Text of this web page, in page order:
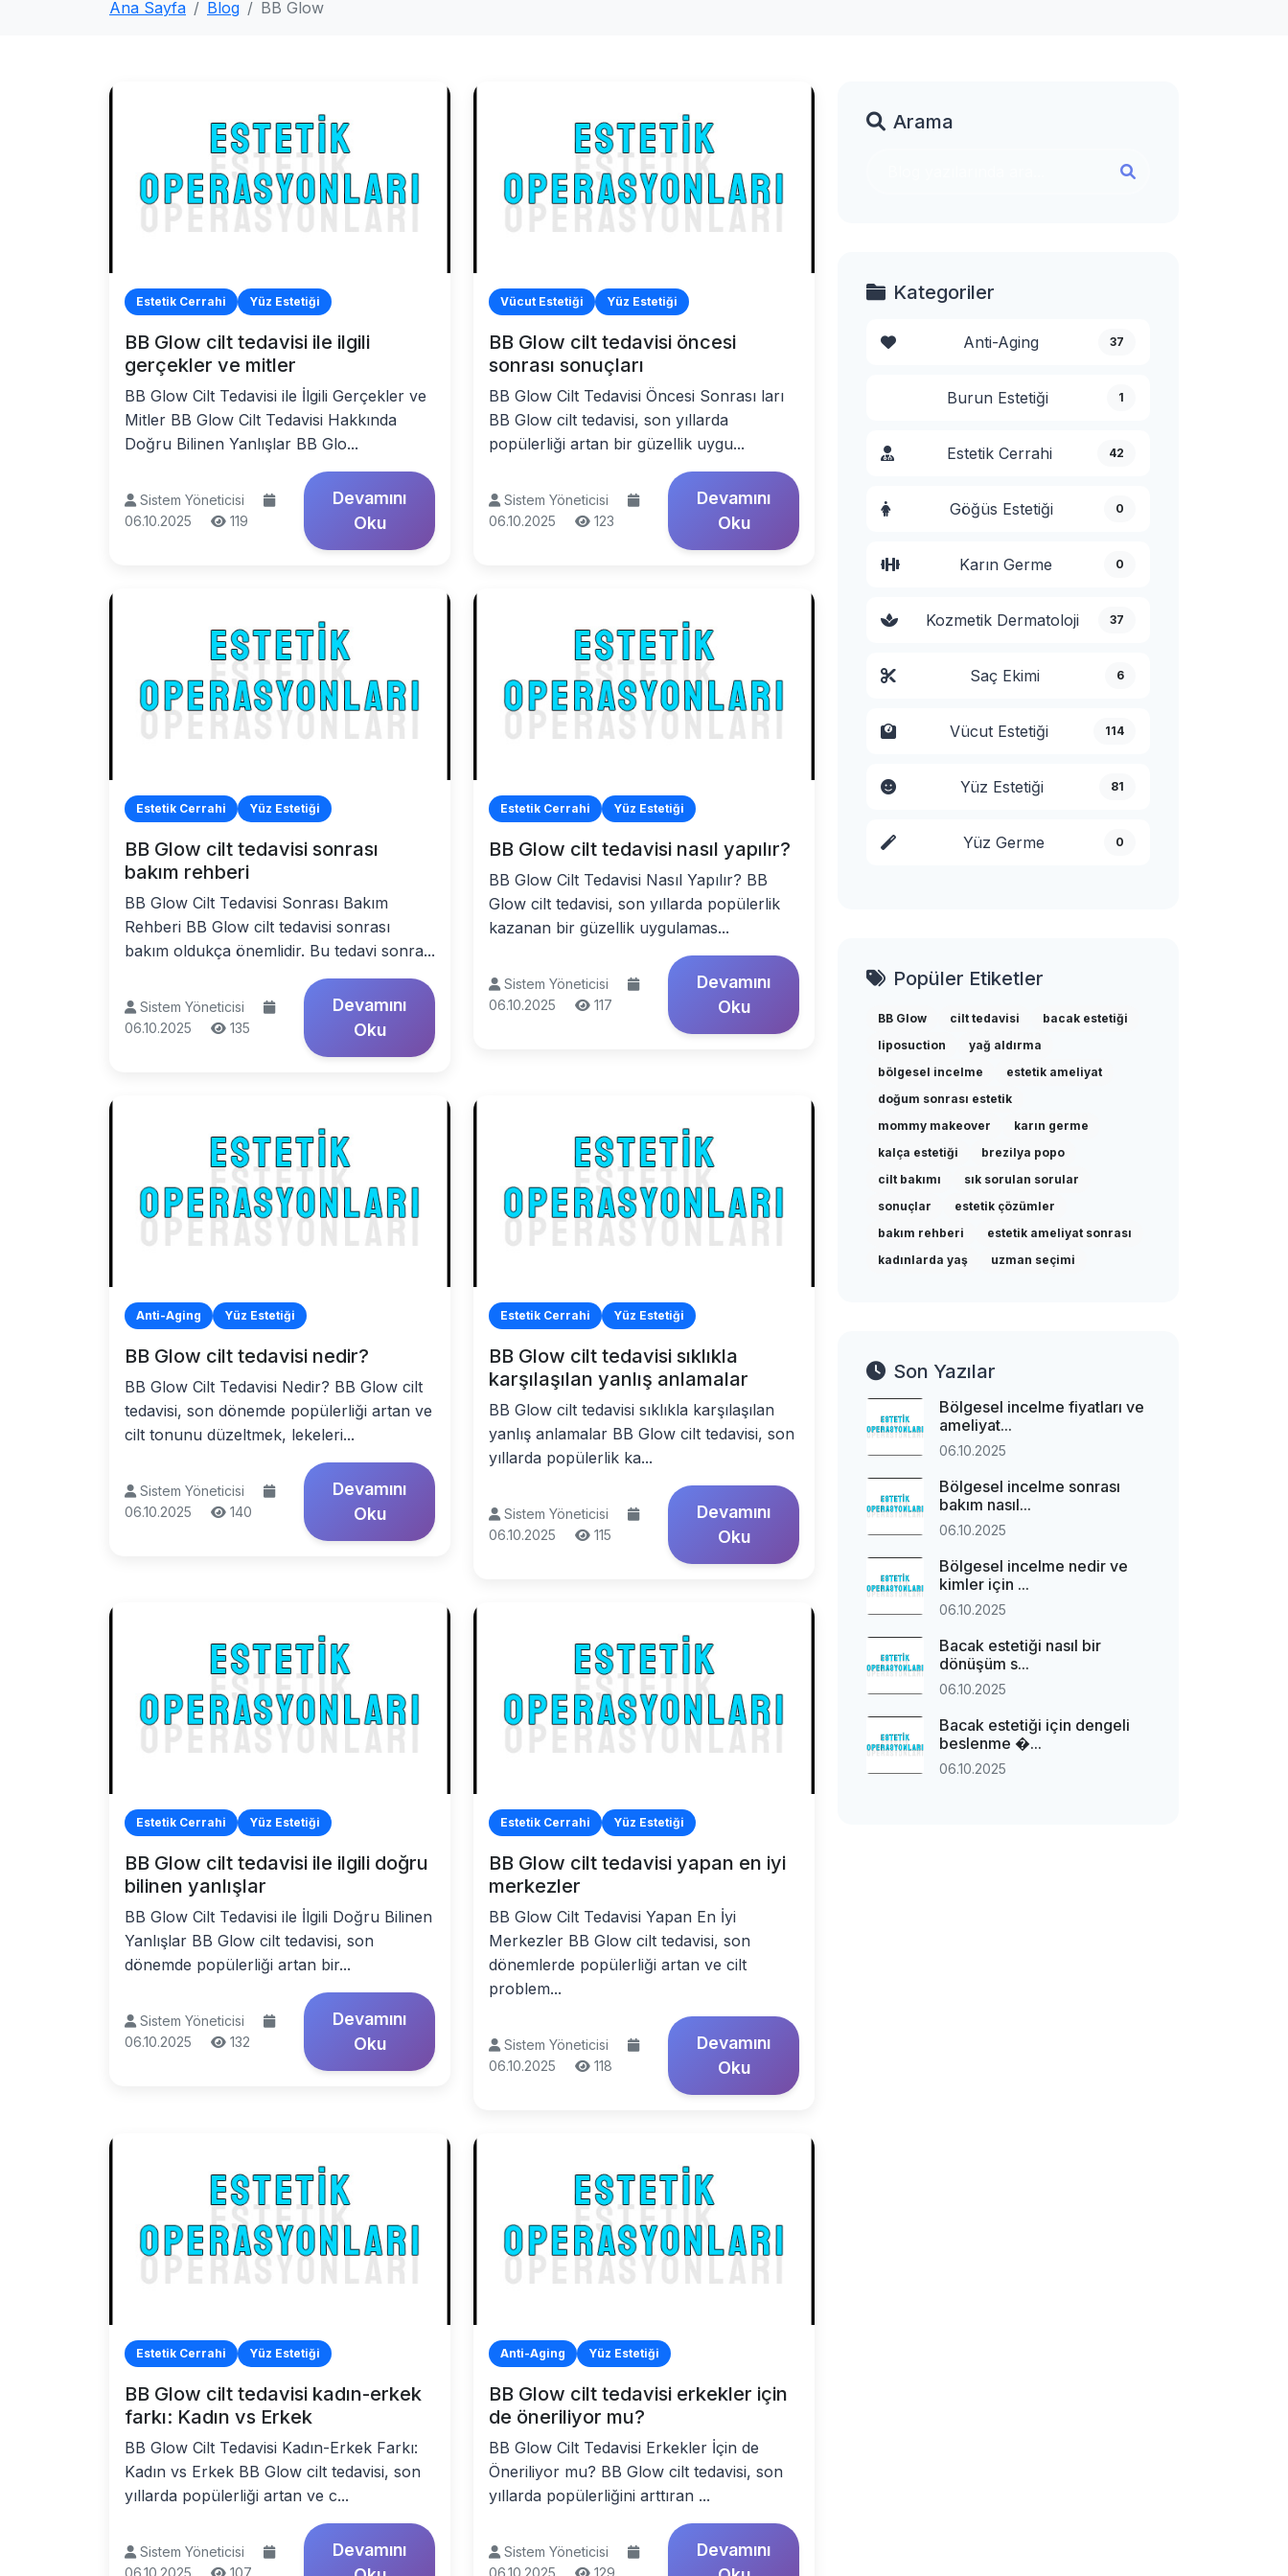
Ana Sayfa Blog BB Glow
Estetik Cerrahi Yüz Estetiği
BB Glow cilt tedavisi ile ilgili
gerçekler ve mitler
BB Glow Cilt Tedavisi ile İlgili Gerçekler ve
Mitler BB Glow Cilt Tedavisi Hakkında
Doğru Bilinen Yanlışlar BB Glo...
Sistem Yöneticisi
06.10.2025
119
Devamını
Oku
Vücut Estetiği Yüz Estetiği
BB Glow cilt tedavisi öncesi
sonrası sonuçları
BB Glow Cilt Tedavisi Öncesi Sonrası ları
BB Glow cilt tedavisi, son yıllarda
popülerliği artan bir güzellik uygu...
Sistem Yöneticisi
06.10.2025
123
Devamını
Oku
Estetik Cerrahi Yüz Estetiği
BB Glow cilt tedavisi sonrası
bakım rehberi
BB Glow Cilt Tedavisi Sonrası Bakım
Rehberi BB Glow cilt tedavisi sonrası
bakım oldukça önemlidir. Bu tedavi sonra...
Sistem Yöneticisi
06.10.2025
135
Devamını
Oku
Estetik Cerrahi Yüz Estetiği
BB Glow cilt tedavisi nasıl yapılır?
BB Glow Cilt Tedavisi Nasıl Yapılır? BB
Glow cilt tedavisi, son yıllarda popülerlik
kazanan bir güzellik uygulamas...
Sistem Yöneticisi
06.10.2025
117
Devamını
Oku
Anti-Aging Yüz Estetiği
BB Glow cilt tedavisi nedir?
BB Glow Cilt Tedavisi Nedir? BB Glow cilt
tedavisi, son dönemde popülerliği artan ve
cilt tonunu düzeltmek, lekeleri...
Sistem Yöneticisi
06.10.2025
140
Devamını
Oku
Estetik Cerrahi Yüz Estetiği
BB Glow cilt tedavisi sıklıkla
karşılaşılan yanlış anlamalar
BB Glow cilt tedavisi sıklıkla karşılaşılan
yanlış anlamalar BB Glow cilt tedavisi, son
yıllarda popülerlik ka...
Sistem Yöneticisi
06.10.2025
115
Devamını
Oku
Estetik Cerrahi Yüz Estetiği
BB Glow cilt tedavisi ile ilgili doğru
bilinen yanlışlar
BB Glow Cilt Tedavisi ile İlgili Doğru Bilinen
Yanlışlar BB Glow cilt tedavisi, son
dönemde popülerliği artan bir...
Sistem Yöneticisi
06.10.2025
132
Devamını
Oku
Estetik Cerrahi Yüz Estetiği
BB Glow cilt tedavisi yapan en iyi
merkezler
BB Glow Cilt Tedavisi Yapan En İyi
Merkezler BB Glow cilt tedavisi, son
dönemlerde popülerliği artan ve cilt
problem...
Sistem Yöneticisi
06.10.2025
118
Devamını
Oku
Estetik Cerrahi Yüz Estetiği
BB Glow cilt tedavisi kadın-erkek
farkı: Kadın vs Erkek
BB Glow Cilt Tedavisi Kadın-Erkek Farkı:
Kadın vs Erkek BB Glow cilt tedavisi, son
yıllarda popülerliği artan ve c...
Sistem Yöneticisi
06.10.2025
107
Devamını
Anti-Aging Yüz Estetiği
BB Glow cilt tedavisi erkekler için
de öneriliyor mu?
BB Glow Cilt Tedavisi Erkekler İçin de
Öneriliyor mu? BB Glow cilt tedavisi, son
yıllarda popülerliğini arttıran ...
Sistem Yöneticisi
06.10.2025
129
Devamını
Arama
Kategoriler
Anti-Aging 37
Burun Estetiği 1
Estetik Cerrahi 42
Göğüs Estetiği 0
Karın Germe 0
Kozmetik Dermatoloji 37
Saç Ekimi 6
Vücut Estetiği 114
Yüz Estetiği 81
Yüz Germe 0
Popüler Etiketler
BB Glow cilt tedavisi
bacak estetiği
liposuction
yağ aldırma
bölgesel incelme
estetik ameliyat
doğum sonrası estetik
mommy makeover
karın germe
kalça estetiği
brezilya popo
cilt bakımı
sık sorulan sorular
sonuçlar
estetik çözümler
bakım rehberi
estetik ameliyat sonrası
kadınlarda yaş
uzman seçimi
Son Yazılar
Bölgesel incelme fiyatları ve
ameliyat...
06.10.2025
Bölgesel incelme sonrası
bakım nasıl...
06.10.2025
Bölgesel incelme nedir ve
kimler için ...
06.10.2025
Bacak estetiği nasıl bir
dönüşüm s...
06.10.2025
Bacak estetiği için dengeli
beslenme �...
06.10.2025